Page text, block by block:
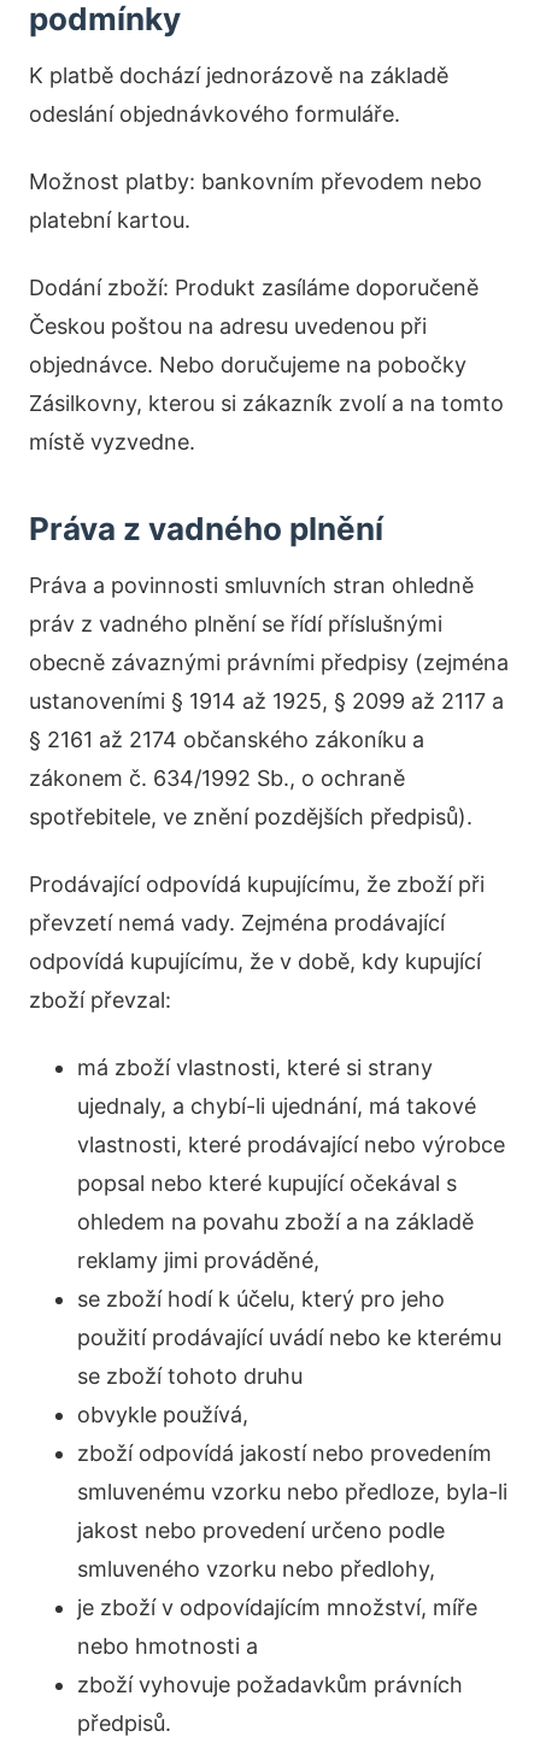
podmínky
K platbě dochází jednorázově na základě
odeslání objednávkového formuláře.
Možnost platby: bankovním převodem nebo
platební kartou.
Dodání zboží: Produkt zasíláme doporučeně
Českou poštou na adresu uvedenou při
objednávce. Nebo doručujeme na pobočky
Zásilkovny, kterou si zákazník zvolí a na tomto
místě vyzvedne.
Práva z vadného plnění
Práva a povinnosti smluvních stran ohledně
práv z vadného plnění se řídí příslušnými
obecně závaznými právními předpisy (zejména
ustanoveními § 1914 až 1925, § 2099 až 2117 a
§ 2161 až 2174 občanského zákoníku a
zákonem č. 634/1992 Sb., o ochraně
spotřebitele, ve znění pozdějších předpisů).
Prodávající odpovídá kupujícímu, že zboží při
převzetí nemá vady. Zejména prodávající
odpovídá kupujícímu, že v době, kdy kupující
zboží převzal:
má zboží vlastnosti, které si strany
ujednaly, a chybí-li ujednání, má takové
vlastnosti, které prodávající nebo výrobce
popsal nebo které kupující očekával s
ohledem na povahu zboží a na základě
reklamy jimi prováděné,
se zboží hodí k účelu, který pro jeho
použití prodávající uvádí nebo ke kterému
se zboží tohoto druhu
obvykle používá,
zboží odpovídá jakostí nebo provedením
smluvenému vzorku nebo předloze, byla-li
jakost nebo provedení určeno podle
smluveného vzorku nebo předlohy,
je zboží v odpovídajícím množství, míře
nebo hmotnosti a
zboží vyhovuje požadavkům právních
předpisů.